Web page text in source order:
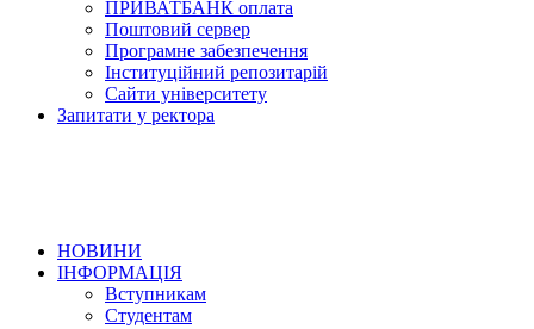
ПРИВАТБАНК оплата
Поштовий сервер
Програмне забезпечення
Інституційний репозитарій
Сайти університету
Запитати у ректора
НОВИНИ
ІНФОРМАЦІЯ
Вступникам
Студентам